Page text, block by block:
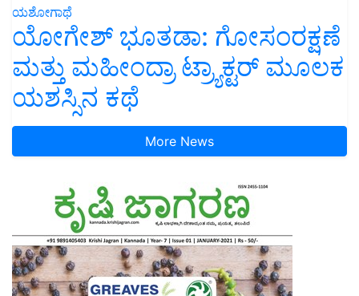
ಯಶೋಗಾಥೆ
ಯೋಗೇಶ್ ಭೂತಡಾ: ಗೋಸಂರಕ್ಷಣೆ
ಮತ್ತು ಮಹೀಂದ್ರಾ ಟ್ರ್ಯಾಕ್ಟರ್ ಮೂಲಕ
ಯಶಸ್ಸಿನ ಕಥೆ
More News